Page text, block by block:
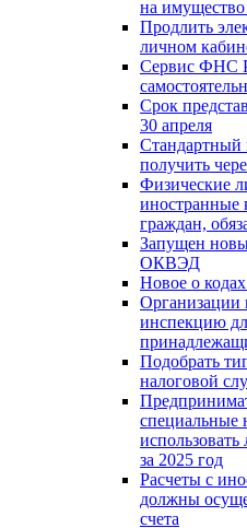
на имущество
Продлить
личном
Сервис ФНС
Срок
30 апреля
получить
Физические
иностранные
граждан,
Запущен
ОКВЭД
Новое о
Организации
инспекцию
Подобрать
налоговой
специальные
за 2025 год
Расчеты с
должны
счета